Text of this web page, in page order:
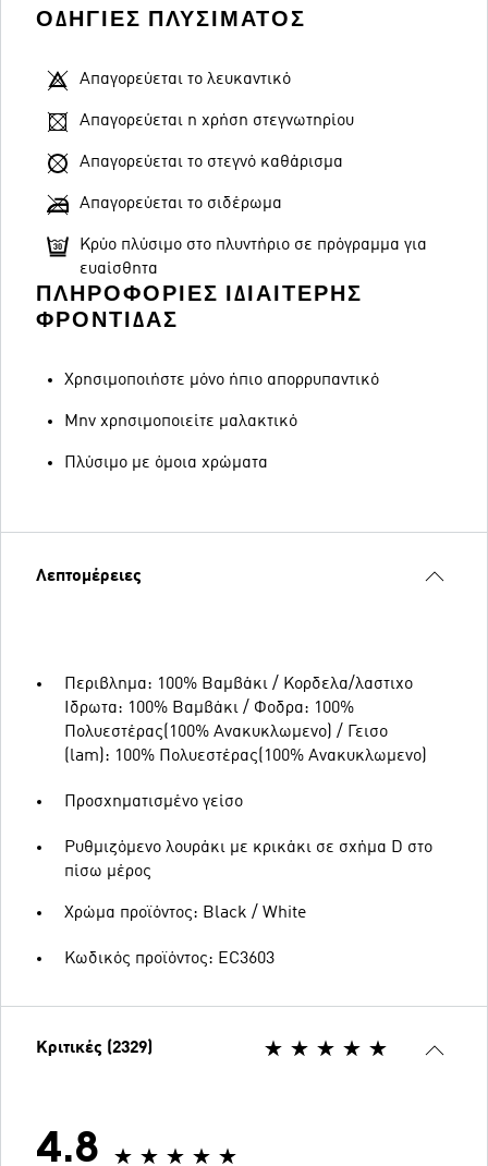
ΟΔΗΓΊΕΣ ΠΛΥΣΊΜΑΤΟΣ
Απαγορεύεται το λευκαντικό
Απαγορεύεται η χρήση στεγνωτηρίου
Απαγορεύεται το στεγνό καθάρισμα
Απαγορεύεται το σιδέρωμα
Κρύο πλύσιμο στο πλυντήριο σε πρόγραμμα για
ευαίσθητα
ΠΛΗΡΟΦΟΡΊΕΣ ΙΔΙΑΊΤΕΡΗΣ
ΦΡΟΝΤΊΔΑΣ
Χρησιμοποιήστε μόνο ήπιο απορρυπαντικό
Μην χρησιμοποιείτε μαλακτικό
Πλύσιμο με όμοια χρώματα
Λεπτομέρειες
Περιβλημα: 100% Βαμβάκι / Κορδελα/λαστιχο
Ιδρωτα: 100% Βαμβάκι / Φοδρα: 100%
Πολυεστέρας(100% Ανακυκλωμενο) / Γεισο
(lam): 100% Πολυεστέρας(100% Ανακυκλωμενο)
Προσχηματισμένο γείσο
Ρυθμιζόμενο λουράκι με κρικάκι σε σχήμα D στο
πίσω μέρος
Χρώμα προϊόντος: Black / White
Κωδικός προϊόντος: EC3603
Κριτικές (2329)
4.8